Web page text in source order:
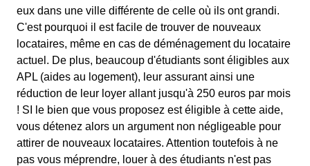
eux dans une ville différente de celle où ils ont grandi.
C'est pourquoi il est facile de trouver de nouveaux
locataires, même en cas de déménagement du locataire
actuel. De plus, beaucoup d'étudiants sont éligibles aux
APL (aides au logement), leur assurant ainsi une
réduction de leur loyer allant jusqu'à 250 euros par mois
! SI le bien que vous proposez est éligible à cette aide,
vous détenez alors un argument non négligeable pour
attirer de nouveaux locataires. Attention toutefois à ne
pas vous méprendre, louer à des étudiants n'est pas